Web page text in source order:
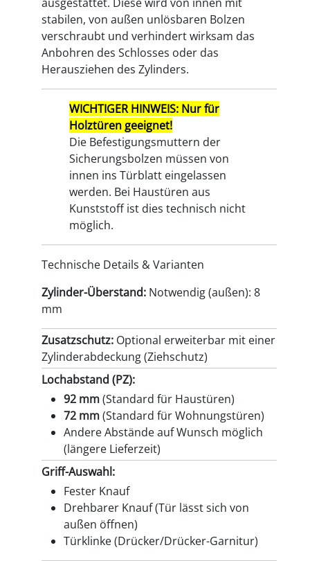
stabilen, von außen unlösbaren Bolzen
verschraubt und verhindert wirksam das
Anbohren des Schlosses oder das
Herausziehen des Zylinders.
WICHTIGER HINWEIS: Nur für
Holztüren geeignet!
Die Befestigungsmuttern der
Sicherungsbolzen müssen von
innen ins Türblatt eingelassen
werden. Bei Haustüren aus
Kunststoff ist dies technisch nicht
möglich.
Technische Details & Varianten
Zylinder-Überstand: Notwendig (außen): 8
mm
Zusatzschutz: Optional erweiterbar mit einer
Zylinderabdeckung (Ziehschutz)
Lochabstand (PZ):
92 mm(Standard für Haustüren)
72 mm(Standard für Wohnungstüren)
Andere Abstände auf Wunsch möglich
(längere Lieferzeit)
Griff-Auswahl:
Fester Knauf
Drehbarer Knauf (Tür lässt sich von
außen öffnen)
Türklinke (Drücker/Drücker-Garnitur)